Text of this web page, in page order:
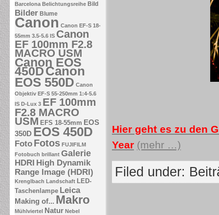
Barcelona Belichtungsreihe Bild
Bilder Blume
Canon Canon EF-S 18-
55mm 3.5-5.6 IS Canon
EF 100mm F2.8
MACRO USM
Canon EOS
450DCanon
EOS 550D Canon
Objektiv EF-S 55-250mm 1:4-5.6
IS D-Lux 3 EF 100mm
F2.8 MACRO
USM EFS 18-55mm EOS
350D EOS 450D
Foto Fotos FUJIFILM
Fotobuch brillant Galerie
HDRI High Dynamik
Range Image (HDRI)
Krenglbach Landschaft LED-
Taschenlampe Leica
Making of... Makro
Mühlviertel Natur Nebel
Hier geht es zu den
Year (mehr …)
Filed under: